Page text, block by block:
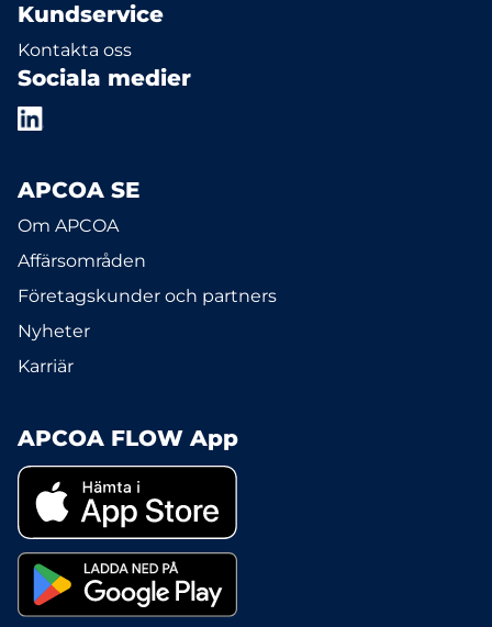
Kundservice
Kontakta oss
Sociala medier
APCOA SE
Om APCOA
Affärsområden
Företagskunder och partners
Nyheter
Karriär
APCOA FLOW App